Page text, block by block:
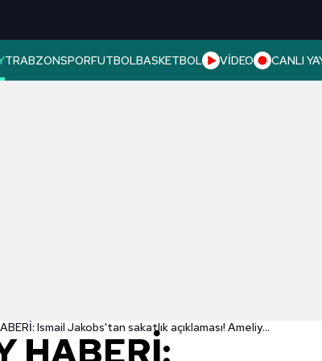
TRABZONSPORFUTBOLBASKETBOL VİDEO CANLI
GALATASARAY HABERİ: Ismail Jakobs'tan sakatlık açıklaması! Ameliyat olacak mı?
HABERİ: